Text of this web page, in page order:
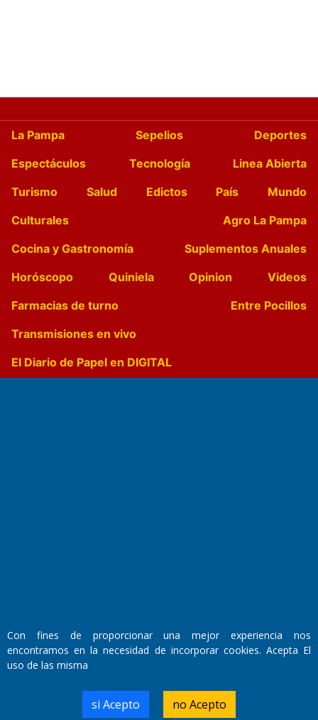
La Pampa Sepelios
Deportes
Espectáculos
Tecnología
Linea Abierta
Turismo
Salud Edictos País
Mundo
Culturales
Agro La Pampa
Cocina y Gastronomía
Suplementos Anuales
Horóscopo
Quiniela Opinion
Videos
Farmacias de turno
Entre Pocillos
Transmisiones en vivo
El Diario de Papel en DIGITAL
Director Periodístico:
Walter René Goñi
Domicilio Legal: José Ingenieros 855,
Santa Rosa, La Pampa.
Con fines de proporcionar una mejor experiencia nos
encontramos en la necesidad de incorporar cookies. Acepta El
uso de las misma
si Acepto no Acepto